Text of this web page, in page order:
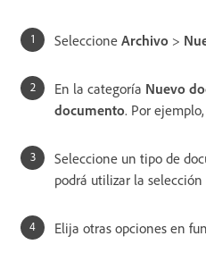
Seleccione Archivo >
En la categoría Nuevo
documento. Por
Seleccione un tipo de
podrá utilizar la
Elija otras opciones en